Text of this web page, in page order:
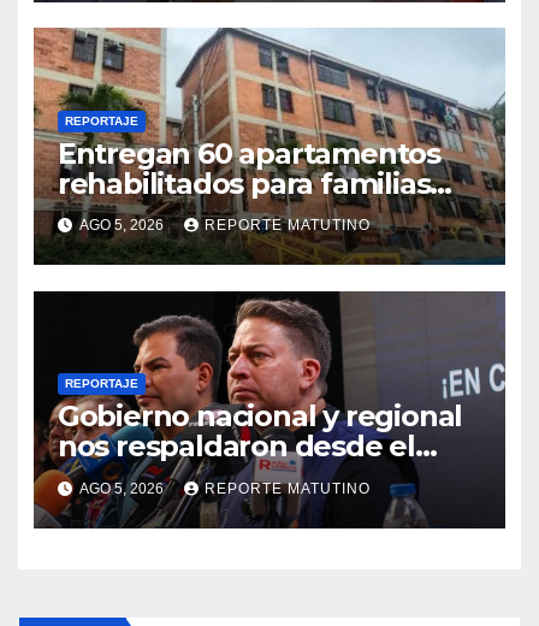
REPORTAJE
Entregan 60 apartamentos
rehabilitados para familias
del urbanismo Ana Victoria
en La Guaira
AGO 5, 2026 REPORTE MATUTINO
REPORTAJE
Gobierno nacional y regional
nos respaldaron desde el
primer momento tras
terremotos del 24J
AGO 5, 2026 REPORTE MATUTINO